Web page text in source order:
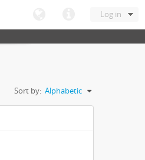
Log in
Sort by: Alphabetic